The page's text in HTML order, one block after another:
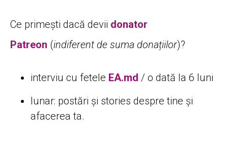
Ce primești dacă devii donator
Patreon (indiferent de suma donațiilor)?
interviu cu fetele EA.md / o dată la 6 luni
lunar: postări și stories despre tine și
afacerea ta.